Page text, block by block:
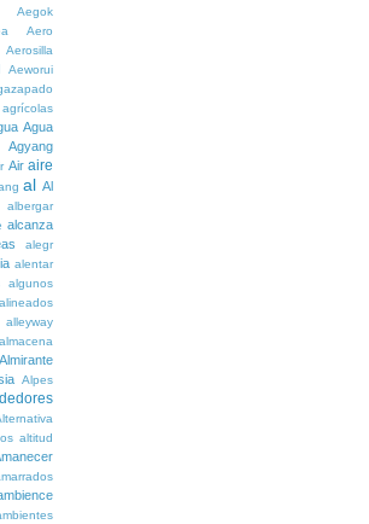
Aegok
Aero
Aerosilla
Aeworui
agrícolas
Agua
Agyang
Air aire
al Al
albergar
alcanza
alegr
alentar
algunos
alineados
alleyway
almacena
Almirante
Alpes
altitud